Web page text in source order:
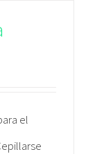
el